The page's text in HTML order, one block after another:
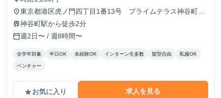
place東京都港区虎ノ門四丁目1番13号 プライムテラス神谷町9
階
train神谷町駅から徒歩2分
calendar_today週2日〜 / 週8時間〜
全学年対象 半日OK 未経験OK インターン生多数 髪型自由 私服OK
ベンチャー
gradeお気に入り 求人を見る